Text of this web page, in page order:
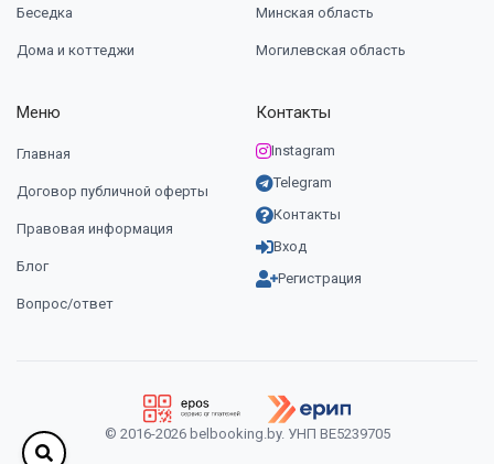
Беседка
Дома и коттеджи
Минская область
Могилевская область
Меню
Главная
Договор публичной оферты
Правовая информация
Блог
Вопрос/ответ
Контакты
Instagram
Telegram
Контакты
Вход
Регистрация
© 2016-2026 belbooking.by. УНП ВЕ5239705